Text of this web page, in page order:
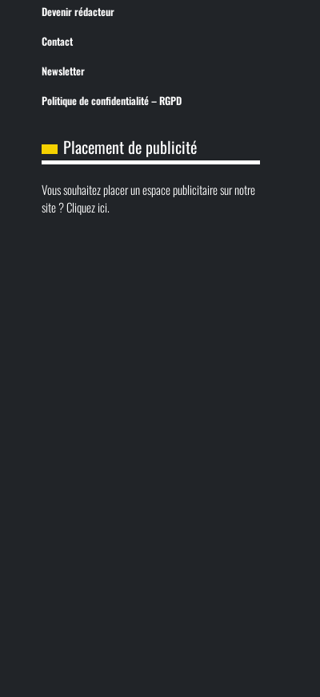
Devenir rédacteur
Contact
Newsletter
Politique de confidentialité – RGPD
Placement de publicité
Vous souhaitez placer un espace publicitaire sur notre
site ? Cliquez ici.